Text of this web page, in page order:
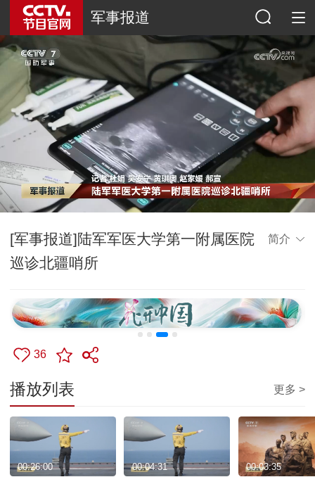
军事报道
[军事报道]陆军军医大学第一附属医院
巡诊北疆哨所
简介
36
播放列表 更多 >
00:26:00 00:04:31 00:03:35